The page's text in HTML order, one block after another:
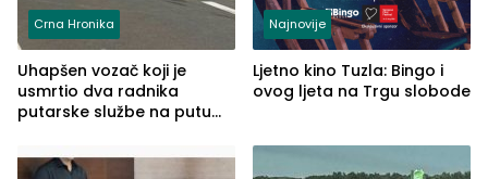
Crna Hronika
Uhapšen vozač koji je
usmrtio dva radnika
putarske službe na putu
(FOTO)
Najnovije
Ljetno kino Tuzla: Bingo i
ovog ljeta na Trgu slobode